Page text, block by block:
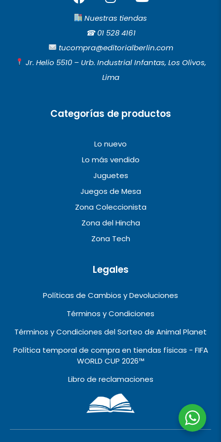
a
c
b
o
o
n
s
t
a
g
r
a
o
u
u
b
e
Nuestras tiendas
☎︎01 528 4161
tucompra@editorialberlin.com
Jr. Helio 5510 – Urb. Industrial Infantas, Los Olivos,
Lima
Categorías de productos
Lo nuevo
Lo más vendido
Juguetes
Juegos de Mesa
Zona Coleccionista
Zona del Hincha
Zona Tech
Legales
Políticas de Cambios y Devoluciones
Términos y Condiciones
Términos y Condiciones del Sorteo de Animal Planet
Política temporal de compra en tiendas físicas - FIFA
WORLD CUP 2026™️
Libro de reclamaciones